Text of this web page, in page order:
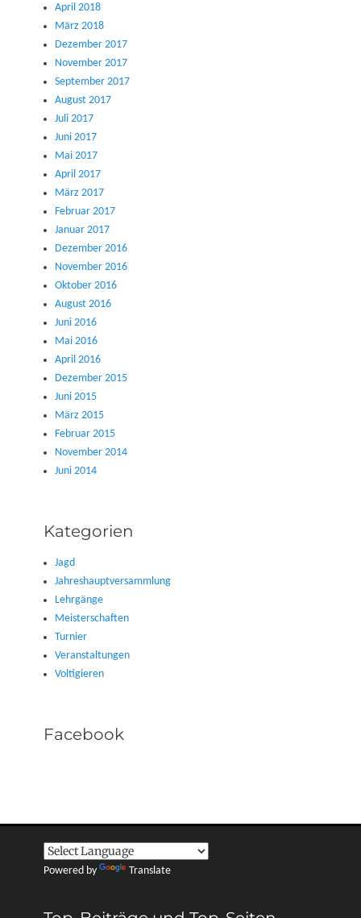
April 2018
März 2018
Dezember 2017
November 2017
September 2017
August 2017
Juli 2017
Juni 2017
Mai 2017
April 2017
März 2017
Februar 2017
Januar 2017
Dezember 2016
November 2016
Oktober 2016
August 2016
Juni 2016
Mai 2016
April 2016
Dezember 2015
Juni 2015
März 2015
Februar 2015
November 2014
Juni 2014
Kategorien
Jagd
Jahreshauptversammlung
Lehrgänge
Meisterschaften
Turnier
Veranstaltungen
Voltigieren
Facebook
Powered by Translate